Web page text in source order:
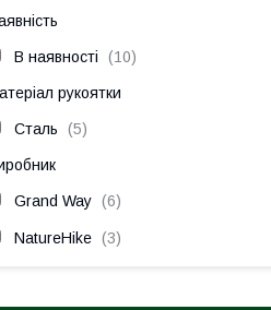
В наявності 10
рукоятки
Сталь 5
Grand Way 6
NatureHike 3